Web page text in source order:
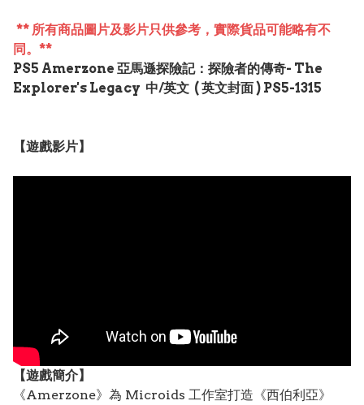
** 所有商品圖片及影片只供參考，實際貨品可能略有不
同。**
PS5 Amerzone 亞馬遜探險記：探險者的傳奇- The
Explorer's Legacy 中/英文 ( 英文封面 ) PS5-1315
【遊戲影片】
【遊戲簡介】
《Amerzone》為 Microids 工作室打造《西伯利亞》